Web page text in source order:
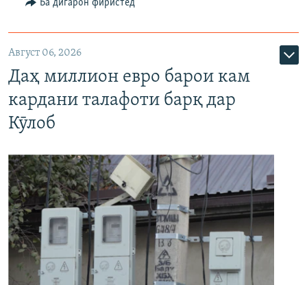
Ба дигарон фиристед
Август 06, 2026
Даҳ миллион евро барои кам
кардани талафоти барқ дар
Кӯлоб